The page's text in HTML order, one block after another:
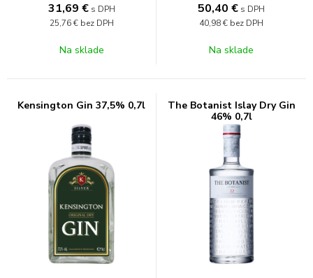
31,69 € s DPH
25,76 € bez DPH
Na sklade
50,40 € s DPH
40,98 € bez DPH
Na sklade
Kensington Gin 37,5% 0,7l
The Botanist Islay Dry Gin
46% 0,7l